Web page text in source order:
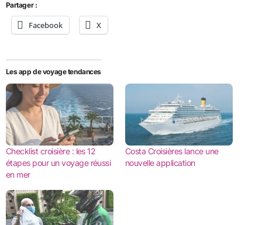
Partager :
Facebook X
Les app de voyage tendances
Checklist croisière : les 12
étapes pour un voyage réussi
en mer
Costa Croisières lance une
nouvelle application